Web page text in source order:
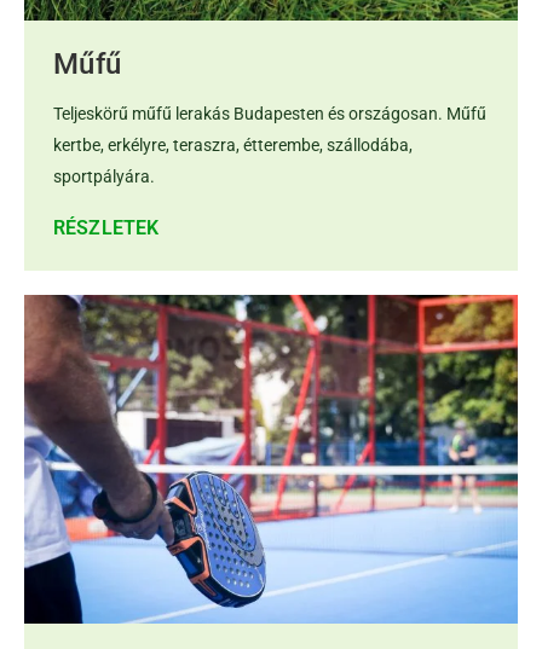
Műfű
Teljeskörű műfű lerakás Budapesten és országosan. Műfű
kertbe, erkélyre, teraszra, étterembe, szállodába,
sportpályára.
RÉSZLETEK